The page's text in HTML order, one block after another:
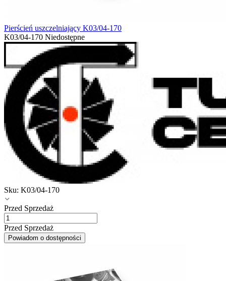
Pierścień uszczelniający K03/04-170
K03/04-170 Niedostępne
Sku: K03/04-170
Przed Sprzedaż
Przed Sprzedaż
Powiadom o dostępności